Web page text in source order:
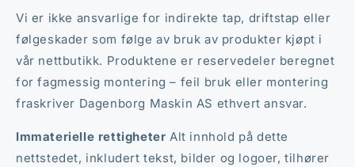
Vi er ikke ansvarlige for indirekte tap, driftstap eller
følgeskader som følge av bruk av produkter kjøpt i
vår nettbutikk. Produktene er reservedeler beregnet
for fagmessig montering – feil bruk eller montering
fraskriver Dagenborg Maskin AS ethvert ansvar.
Immaterielle rettigheter Alt innhold på dette
nettstedet, inkludert tekst, bilder og logoer, tilhører